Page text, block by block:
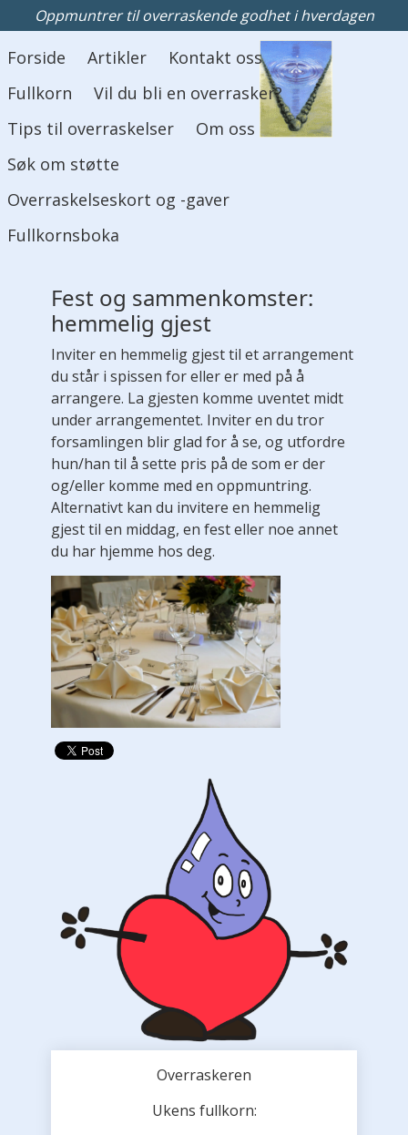
Oppmuntrer til overraskende godhet i hverdagen
Hovedmeny
Forside Artikler
Kontakt oss
Fullkorn
Vil du bli en overrasker?
Tips til overraskelser
Om oss
Søk om støtte
Overraskelseskort og -gaver
Fullkornsboka
Fest og sammenkomster:
hemmelig gjest
Inviter en hemmelig gjest til et arrangement
du står i spissen for eller er med på å
arrangere. La gjesten komme uventet midt
under arrangementet. Inviter en du tror
forsamlingen blir glad for å se, og utfordre
hun/han til å sette pris på de som er der
og/eller komme med en oppmuntring.
Alternativt kan du invitere en hemmelig
gjest til en middag, en fest eller noe annet
du har hjemme hos deg.
Overraskeren
Ukens fullkorn: